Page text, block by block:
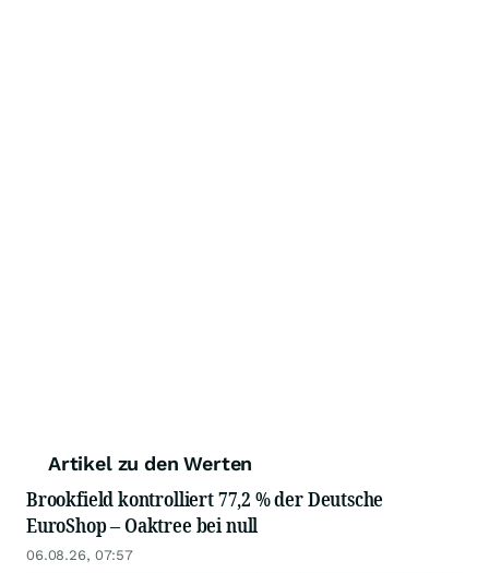
Artikel zu den Werten
Brookfield kontrolliert 77,2 % der Deutsche
EuroShop – Oaktree bei null
06.08.26, 07:57